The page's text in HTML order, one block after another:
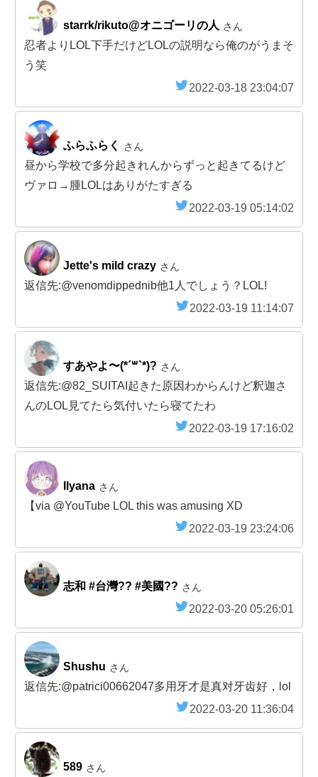
starrk/rikuto@オニゴーリの人 さん
忍者よりLOL下手だけどLOLの説明なら俺のがうまそ
う笑
2022-03-18 23:04:07
ふらふらく さん
昼から学校で多分起きれんからずっと起きてるけど
ヴァロ→腫LOLはありがたすぎる
2022-03-19 05:14:02
Jette's mild crazy さん
返信先:@venomdippednib他1人でしょう？LOL!
2022-03-19 11:14:07
すあやよ〜(*´꒳`*)? さん
返信先:@82_SUITAI起きた原因わからんけど釈迦さ
んのLOL見てたら気付いたら寝てたわ
2022-03-19 17:16:02
Ilyana さん
【via @YouTube LOL this was amusing XD
2022-03-19 23:24:06
志和 #台灣?? #美國?? さん
2022-03-20 05:26:01
Shushu さん
返信先:@patrici00662047多用牙才是真对牙齿好，lol
2022-03-20 11:36:04
589 さん